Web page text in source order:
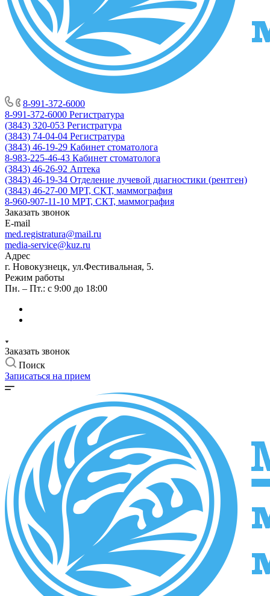
8-991-372-6000
8-991-372-6000 Регистратура
(3843) 320-053 Регистратура
(3843) 74-04-04 Регистратура
(3843) 46-19-29 Кабинет стоматолога
8-983-225-46-43 Кабинет стоматолога
(3843) 46-26-92 Аптека
(3843) 46-19-34 Отделение лучевой диагностики (рентген)
(3843) 46-27-00 МРТ, СКТ, маммография
8-960-907-11-10 МРТ, СКТ, маммография
Заказать звонок
E-mail
med.registratura@mail.ru
media-service@kuz.ru
Адрес
г. Новокузнецк, ул.Фестивальная, 5.
Режим работы
Пн. – Пт.: с 9:00 до 18:00
Заказать звонок
Поиск
Записаться на прием